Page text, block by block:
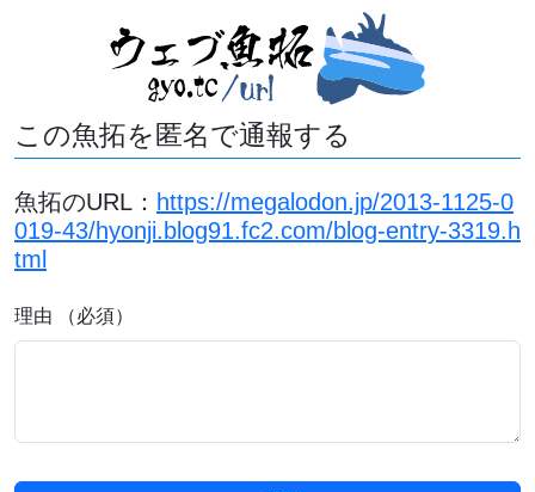
この魚拓を匿名で通報する
魚拓のURL： https://megalodon.jp/2013-1125-0
019-43/hyonji.blog91.fc2.com/blog-entry-3319.h
tml
理由 （必須）